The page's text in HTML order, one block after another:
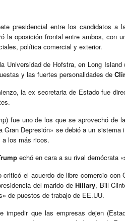
presidencial entre los candidatos a
la oposición frontal entre ambos, con
política comercial y exterior.
Universidad de Hofstra, en Long
y las fuertes personalidades de
la ex secretaria de Estado fue
fue uno de los que se aprovechó de
Gran Depresión» se debió a un
los más ricos.
echó en cara a su rival demócrata
criticó el acuerdo de libre comercio
del marido deHillary, Bill
de puestos de trabajo de EE.UU.
impedir que las empresas dejen